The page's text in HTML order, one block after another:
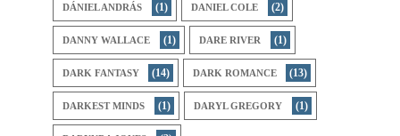
DÁNIEL ANDRÁS (1) DANIEL COLE (2)
DANNY WALLACE (1) DARE RIVER (1)
DARK FANTASY (14) DARK ROMANCE (13)
DARKEST MINDS (1) DARYL GREGORY (1)